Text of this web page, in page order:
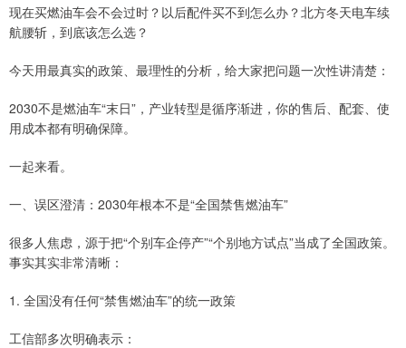
现在买燃油车会不会过时？以后配件买不到怎么办？北方冬天电车续
航腰斩，到底该怎么选？
今天用最真实的政策、最理性的分析，给大家把问题一次性讲清楚：
2030不是燃油车“末日”，产业转型是循序渐进，你的售后、配套、使
用成本都有明确保障。
一起来看。
一、误区澄清：2030年根本不是“全国禁售燃油车”
很多人焦虑，源于把“个别车企停产”“个别地方试点”当成了全国政策。
事实其实非常清晰：
1. 全国没有任何“禁售燃油车”的统一政策
工信部多次明确表示：